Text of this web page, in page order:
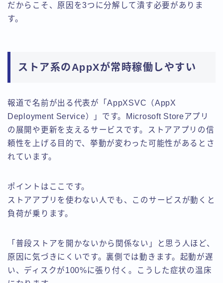
だからこそ、原因を3つに分解して潰す必要がありま
す。
ストア系のAppXが常時稼働しやすい
報道で名前が出る代表が「AppXSVC（AppX
Deployment Service）」です。Microsoft Storeアプリ
の展開や更新を支えるサービスです。ストアアプリの信
頼性を上げる目的で、挙動が変わった可能性があるとさ
れています。
ポイントはここです。
ストアアプリを使わない人でも、このサービスが動くと
負荷が乗ります。
「普段ストアを開かないから関係ない」と思う人ほど、
原因に気づきにくいです。裏側では動きます。起動が遅
い、ディスクが100%に張り付く。こうした症状の温床